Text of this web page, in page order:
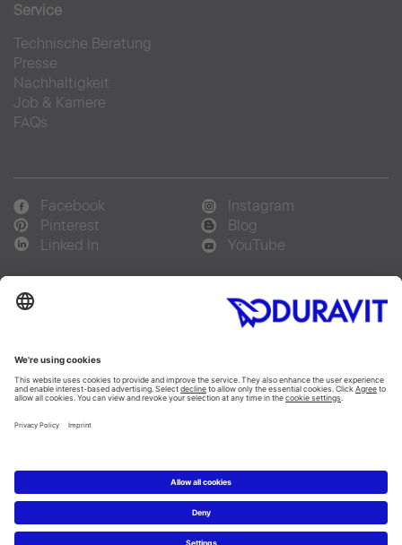
Service
Technische Beratung
Presse
Nachhaltigkeit
Job & Karriere
FAQs
Facebook
Instagram
Pinterest
Blog
Linked In
YouTube
Sprachauswahl:
Français
Italiano
Hinweisgebersystem
Lieferkettensorgfaltspflicht|Datenschutzerklärung|
Cookie Einstellungen